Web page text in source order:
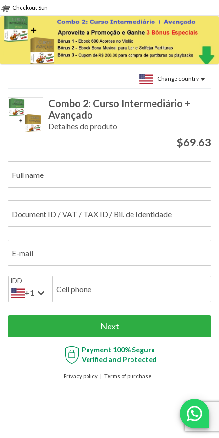
Checkout Sun
Change country
Combo 2: Curso Intermediário +
Avançado
Detalhes do produto
$69.63
Full name
Document ID / VAT / TAX ID / Bil. de Identidade
E-mail
IDD
+1 Cell phone
Next
Payment 100% Segura
Verified and Protected
Privacy policy Terms of purchase